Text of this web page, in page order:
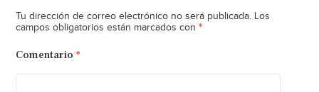
Tu dirección de correo electrónico no será publicada. Los
campos obligatorios están marcados con *
Comentario *